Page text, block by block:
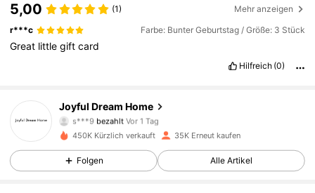
5,00 (1) Mehr anzeigen
r***c Farbe: Bunter Geburtstag / Größe: 3 Stück
Great littlegiftcard
Hilfreich (0)
Joyful Dream Home
4,88
3.5K Follower
s***9 bezahlt Vor 1 Tag
4,88
450K Kürzlich verkauft 35K Erneut kaufen
Folgen Alle Artikel